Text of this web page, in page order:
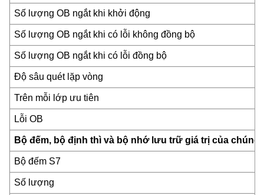
Số lượng OB ngắt khi khởi động
Số lượng OB ngắt khi có lỗi không đồng bộ
Số lượng OB ngắt khi có lỗi đồng bộ
Độ sâu quét lặp vòng
Trên mỗi lớp ưu tiên
Lỗi OB
Bộ đếm, bộ định thì và bộ nhớ lưu trữ giá trị của chúng
Bộ đếm S7
Số lượng